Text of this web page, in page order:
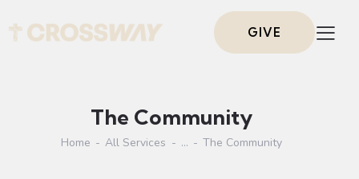
GIVE
The Community
Home All Services ... The Community